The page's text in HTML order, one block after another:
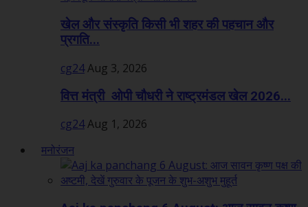
खेल और संस्कृति किसी भी शहर की पहचान और
प्रगति...
cg24Aug 3, 2026
वित्त मंत्री ओपी चौधरी ने राष्ट्रमंडल खेल 2026...
cg24Aug 1, 2026
मनोरंजन